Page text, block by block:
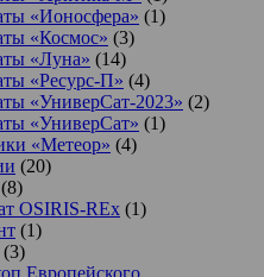
«Ионосфера» (1)
«Космос» (3)
«Луна» (14)
«Ресурс-П» (4)
«УниверСат-2023» (2)
«УниверСат» (1)
«Метеор» (4)
(20)
(8)
OSIRIS-REx (1)
(1)
(3)
Европейского